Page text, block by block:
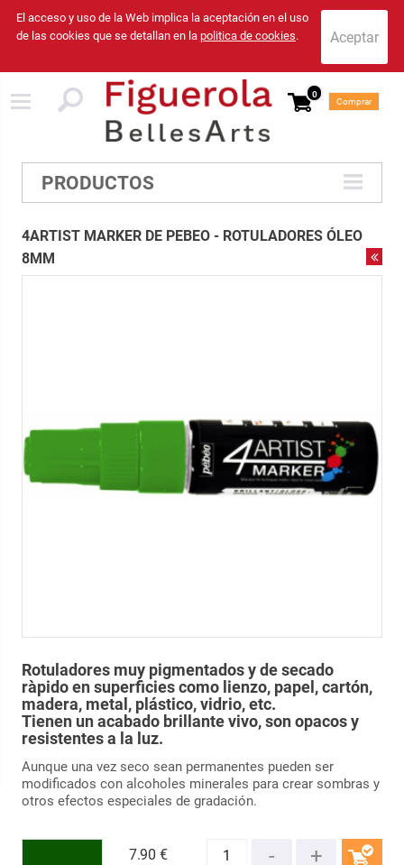
El acceso y uso de la Web implica la aceptación en el uso
de las cookies que se detallan en la politica de cookies.
0
Comprar
PRODUCTOS
4ARTIST MARKER DE PEBEO - ROTULADORES ÓLEO
8MM
Rotuladores muy pigmentados y de secado
ràpido en superficies como lienzo, papel, cartón,
madera, metal, plástico, vidrio, etc.
Tienen un acabado brillante vivo, son opacos y
resistentes a la luz.
Aunque una vez seco sean permanentes pueden ser
modificados con alcoholes minerales para crear sombras y
otros efectos especiales de gradación.
7.90 €